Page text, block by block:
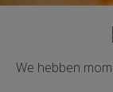
We hebben